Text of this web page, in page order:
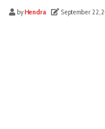
byHendra September 22,